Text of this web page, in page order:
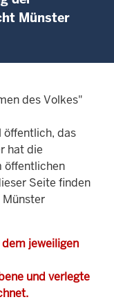
Münster
des Volkes"
öffentlich, das
hat die
öffentlichen
Seite finden
jeweiligen
und verlegte